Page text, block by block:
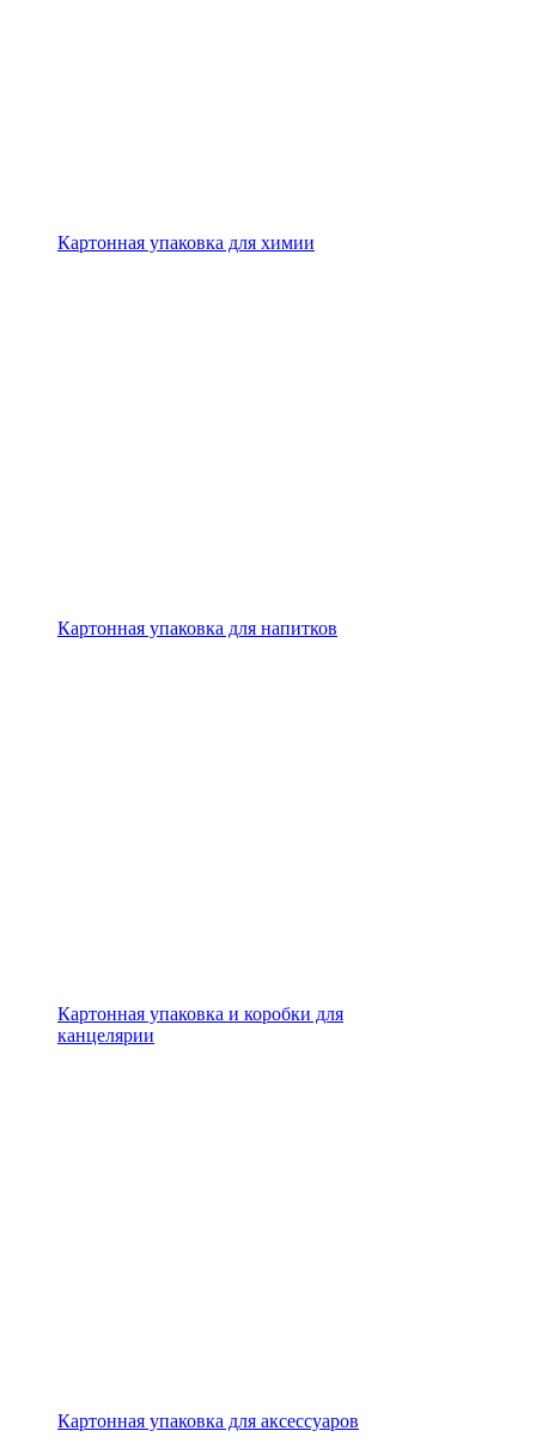
Картонная упаковка для химии
Картонная упаковка для напитков
Картонная упаковка и коробки для
канцелярии
Картонная упаковка для аксессуаров